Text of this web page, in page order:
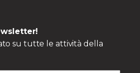
su tutte le attività della